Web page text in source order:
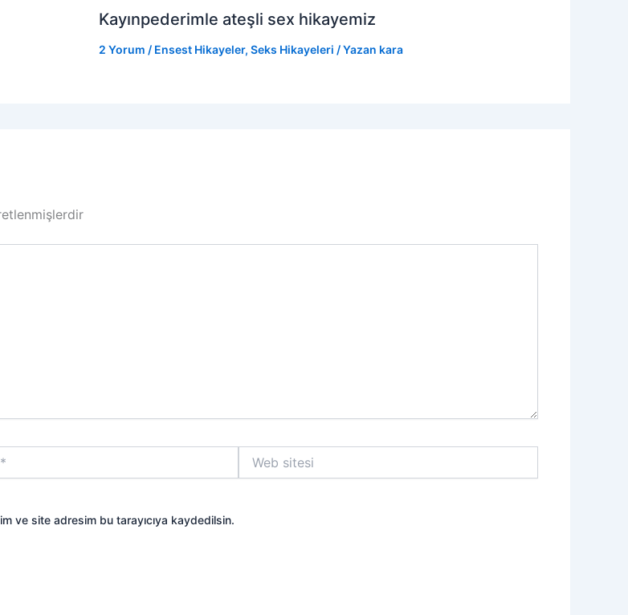
Kayınpederimle ateşli sex hikayemiz
2 Yorum / Ensest Hikayeler, Seks Hikayeleri / Yazan kara
sitesi
ve site adresim bu tarayıcıya kaydedilsin.